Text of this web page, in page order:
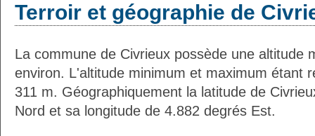
Terroir et géographie de
La commune de Civrieux possède une altitude
environ. L'altitude minimum et maximum étant
311 m. Géographiquement la latitude de
Nord et sa longitude de 4.882 degrés Est.